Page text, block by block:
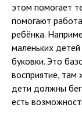
этом помогает
помогают
ребёнка.
маленьких
буковки. Это
восприятие,
дети должны
есть